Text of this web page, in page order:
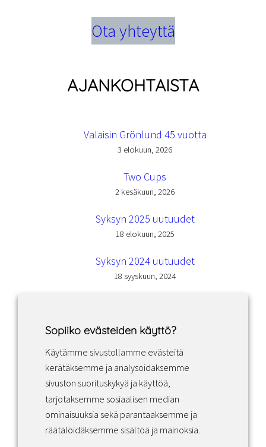
Ota yhteyttä
AJANKOHTAISTA
Valaisin Grönlund 45 vuotta
3 elokuun, 2026
Two Cups
2 kesäkuun, 2026
Syksyn 2025 uutuudet
18 elokuun, 2025
Syksyn 2024 uutuudet
18 syyskuun, 2024
Facebook Instagram LinkedIn
Sopimusehdot
Sopiiko evästeiden käyttö?
Käytämme sivustollamme evästeitä
kerätäksemme ja analysoidaksemme
sivuston suorituskykyä ja käyttöä,
tarjotaksemme sosiaalisen median
ominaisuuksia sekä parantaaksemme ja
räätälöidäksemme sisältöä ja mainoksia.